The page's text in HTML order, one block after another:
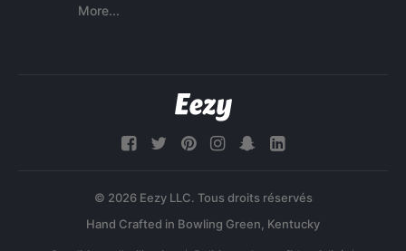
More...
© 2026 Eezy LLC. Tous droits réservés